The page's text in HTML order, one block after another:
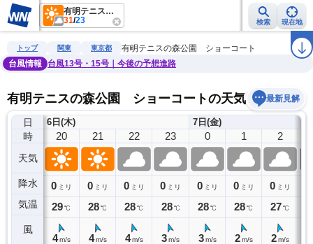
有明テニスの森公園 ショーコート
31/23 検索 現在地
雨雲レーダー 台風情報 地震情報 警報・注意報 2週間天気 ラ
トップ 関東 東京都
有明テニスの森公園 ショーコート
台風情報
台風13号・15号｜今後の予想進路
有明テニスの森公園 ショーコートの天気予報最新見解
日
時
天気
降水
気温
風
6日(木)
19
0ミリ
29℃
20
0 ミリ
29℃
4 m/s
21
0 ミリ
28℃
4 m/s
22
0 ミリ
28℃
4 m/s
23
0 ミリ
28 ℃
3m/s
7日(金)
0
0 ミリ
28℃
3 m/s
1
0 ミリ
28℃
2 m/s
2
0 ミリ
27℃
2 m/s